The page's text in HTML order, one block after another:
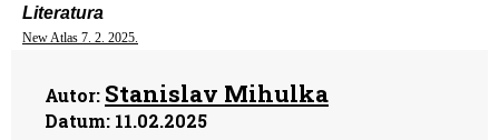
Literatura
New Atlas 7. 2. 2025.
Autor: Stanislav Mihulka
Datum: 11.02.2025